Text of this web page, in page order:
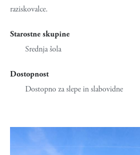
raziskovalce.
Starostne skupine
Srednja šola
Dostopnost
Dostopno za slepe in slabovidne